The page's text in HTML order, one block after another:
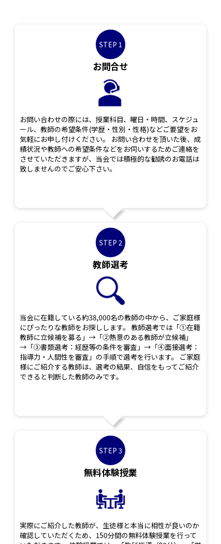
STEP 1
お問合せ
お問い合わせの際には、授業科目、曜日・時間、スケジュ
ール、教師の希望条件(学歴・性別・性格)などご要望をお
気軽にお申し付けください。 お問い合わせを頂いた後、成
績状況や教師への希望条件などをお伺いするためご連絡を
させていただきますが、当会では積極的な勧誘のお電話は
致しませんのでご安心下さい。
STEP 2
教師選考
当会に在籍している約38,000名の教師の中から、ご家庭様
にぴったりな教師をお探しします。 教師選考では「①在籍
教師に立候補を募る」→「②熱意のある教師が立候補」
→「③書類選考：経歴等の条件を審査」→「④面接選考：
指導力・人間性を審査」の手順で選考を行います。 ご家庭
様にご紹介する教師は、選考の結果、自信をもってご紹介
できると判断した教師のみです。
STEP 3
無料体験授業
実際にご紹介した教師が、生徒様と本当に相性が良いのか
確認していただくため、150分間の無料体験授業を行って